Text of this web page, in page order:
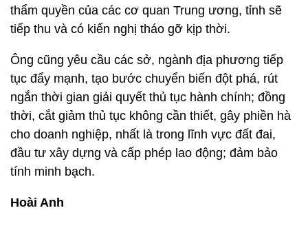
thẩm quyền của các cơ quan Trung ương, tỉnh sẽ
tiếp thu và có kiến nghị tháo gỡ kịp thời.
Ông cũng yêu cầu các sở, ngành địa phương tiếp
tục đẩy mạnh, tạo bước chuyển biến đột phá, rút
ngắn thời gian giải quyết thủ tục hành chính; đồng
thời, cắt giảm thủ tục không cần thiết, gây phiền hà
cho doanh nghiệp, nhất là trong lĩnh vực đất đai,
đầu tư xây dựng và cấp phép lao động; đảm bảo
tính minh bạch.
Hoài Anh